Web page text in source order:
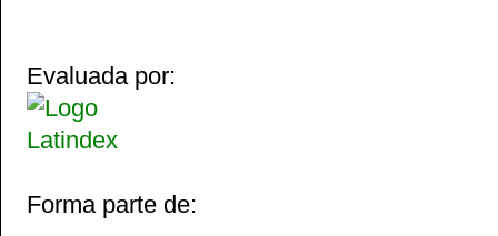
Evaluada por:
Forma parte de: